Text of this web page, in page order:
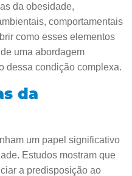
da obesidade,
comportamentais
como esses elementos
uma abordagem
dessa condição complexa.
da
um papel significativo
Estudos mostram que
a predisposição ao